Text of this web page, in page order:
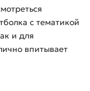
с тематикой
и для
впитывает